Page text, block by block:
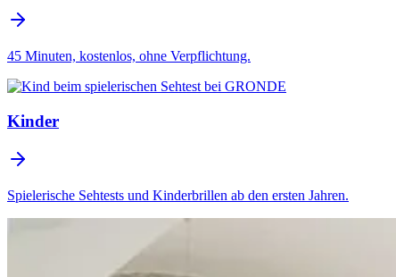
45 Minuten, kostenlos, ohne Verpflichtung.
Kinder
Spielerische Sehtests und Kinderbrillen ab den ersten Jahren.